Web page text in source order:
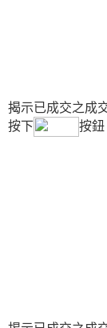
揭示已成交之成
按下
按